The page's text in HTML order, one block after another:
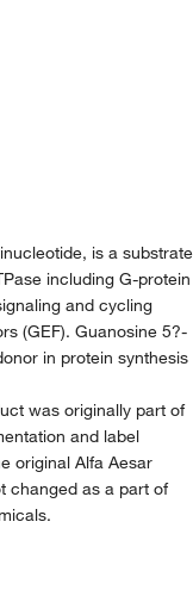
is a substrate
including G-protein
and cycling
(GEF). Guanosine 5?-
in protein synthesis
was originally part of
and label
original Alfa Aesar
changed as a part of